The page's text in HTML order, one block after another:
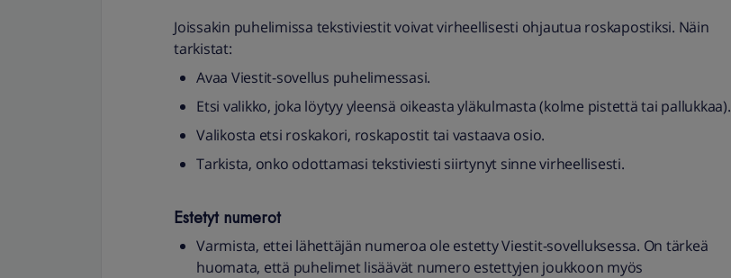
Joissakin puhelimissa tekstiviestit voivat virheellisesti ohjautua roskapostiksi. Näin
tarkistat:
Avaa Viestit-sovellus puhelimessasi.
Etsi valikko, joka löytyy yleensä oikeasta yläkulmasta (kolme pistettä tai pallukkaa).
Valikosta etsi roskakori, roskapostit tai vastaava osio.
Tarkista, onko odottamasi tekstiviesti siirtynyt sinne virheellisesti.
Estetyt numerot
Varmista, ettei lähettäjän numeroa ole estetty Viestit-sovelluksessa. On tärkeä
huomata, että puhelimet lisäävät numero estettyjen joukkoon myös